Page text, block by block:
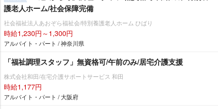
護老人ホーム/社会保障完備
社会福祉法人あおぞら福祉会/特別養護老人ホーム ひばり
時給1,230円～1,300円
アルバイト・パート / 神奈川県
「福祉調理スタッフ」無資格可/午前のみ/居宅介護支援
株式会社和田/在宅介護サポートサービス 和田
時給1,177円
アルバイト・パート / 大阪府